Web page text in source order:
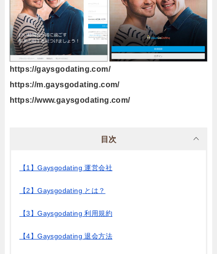
https://gaysgodating.com/
https://m.gaysgodating.com/
https://www.gaysgodating.com/
目次
【1】Gaysgodating 運営会社
【2】Gaysgodating とは？
【3】Gaysgodating 利用規約
【4】Gaysgodating 退会方法